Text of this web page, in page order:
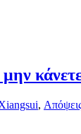
,